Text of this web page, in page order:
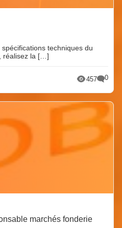
techniques du
réalisez la […]
457 0
marchés fonderie